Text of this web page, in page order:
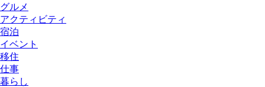
グルメ
アクティビティ
宿泊
イベント
移住
仕事
暮らし